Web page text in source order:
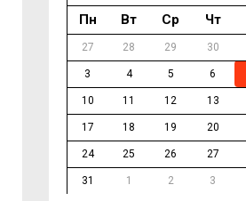
Пн
Вт Ср Чт
27 28 29 30
3 4 5 6
10 11 12 13
17 18 19 20
24 25 26 27
31 1 2 3